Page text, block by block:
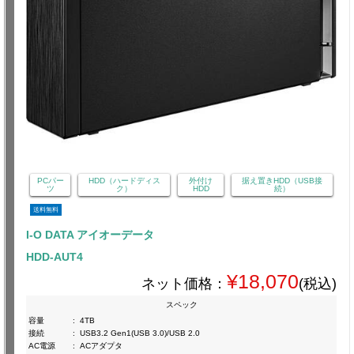
PCパー
ツ
HDD（ハードディス
ク）
外付け
HDD
据え置きHDD（USB接
続）
送料無料
I-O DATA アイオーデータ
HDD-AUT4
ネット価格： ¥18,070(税込)
スペック
容量
:
4TB
接続
:
USB3.2 Gen1(USB 3.0)/USB 2.0
AC電源
: ACアダプタ